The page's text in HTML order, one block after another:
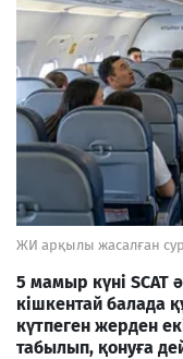
ЖИ арқылы жасалған
5 мамыр күні SCAT
кішкентай балада
күтпеген жерден
табылып, қонуға